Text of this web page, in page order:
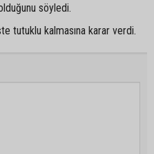
söyledi.
tutuklu kalmasına karar verdi.